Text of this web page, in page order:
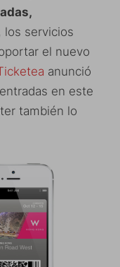
los servicios
el nuevo
anunció
en este
también lo